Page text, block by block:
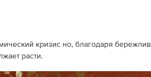
кризис но, благодаря
расти.